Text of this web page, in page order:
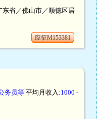
东省／佛山市／顺德区居
应征M153381
务员等|平均月收入:1000 -